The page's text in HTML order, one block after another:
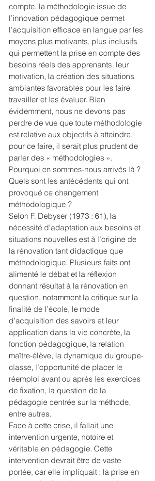
compte, la méthodologie issue de
l’innovation pédagogique permet
l’acquisition efficace en langue par les
moyens plus motivants, plus inclusifs
qui permettent la prise en compte des
besoins réels des apprenants, leur
motivation, la création des situations
ambiantes favorables pour les faire
travailler et les évaluer. Bien
évidemment, nous ne devons pas
perdre de vue que toute méthodologie
est relative aux objectifs à atteindre,
pour ce faire, il serait plus prudent de
parler des « méthodologies ».
Pourquoi en sommes-nous arrivés là ?
Quels sont les antécédents qui ont
provoqué ce changement
méthodologique ?
Selon F. Debyser (1973 : 61), la
nécessité d’adaptation aux besoins et
situations nouvelles est à l’origine de
la rénovation tant didactique que
méthodologique. Plusieurs faits ont
alimenté le débat et la réflexion
donnant résultat à la rénovation en
question, notamment la critique sur la
finalité de l’école, le mode
d’acquisition des savoirs et leur
application dans la vie concrète, la
fonction pédagogique, la relation
maître-élève, la dynamique du groupe-
classe, l’opportunité de placer le
réemploi avant ou après les exercices
de fixation, la question de la
pédagogie centrée sur la méthode,
entre autres.
Face à cette crise, il fallait une
intervention urgente, notoire et
véritable en pédagogie. Cette
intervention devrait être de vaste
portée, car elle impliquait : la prise en